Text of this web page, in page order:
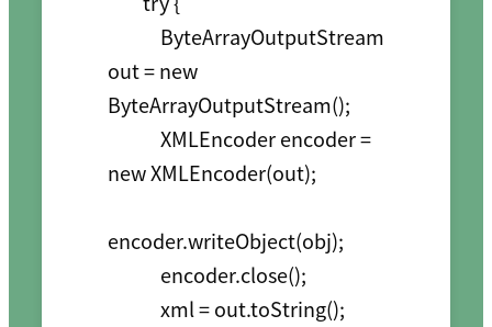
            ByteArrayOutputStream
out = new
ByteArrayOutputStream();
            XMLEncoder encoder =
new XMLEncoder(out);
encoder.writeObject(obj);
            encoder.close();
            xml = out.toString();